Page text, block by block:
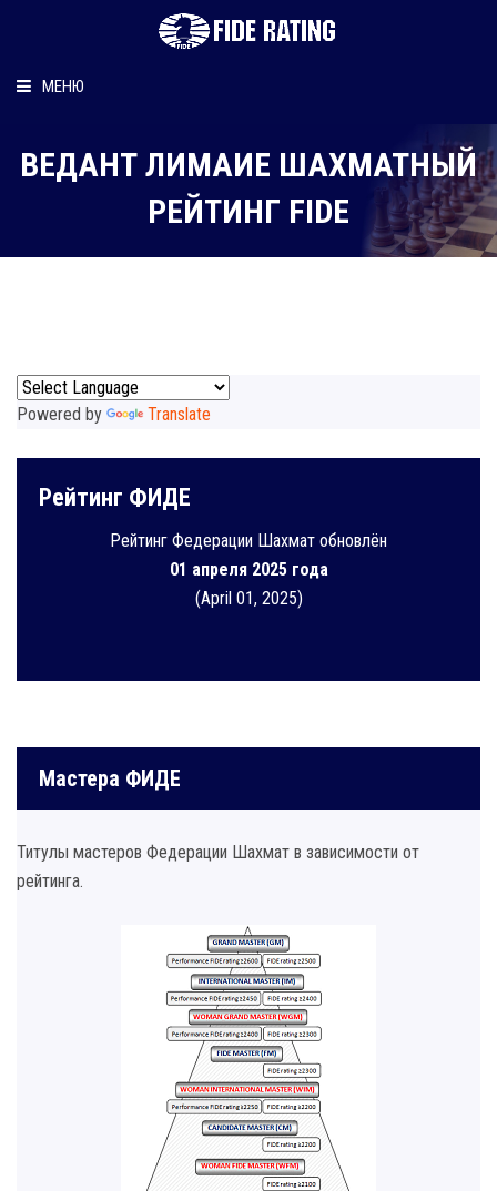
МЕНЮ
Рейтинг шахматиста
Персональный информер
ВЕДАНТ ЛИМАИЕ ШАХМАТНЫЙ
РЕЙТИНГ FIDE
Powered by Translate
Рейтинг ФИДЕ
Рейтинг Федерации Шахмат обновлён
01 апреля 2025 года
(April 01, 2025)
Мастера ФИДЕ
Титулы мастеров Федерации Шахмат в зависимости от
рейтинга.